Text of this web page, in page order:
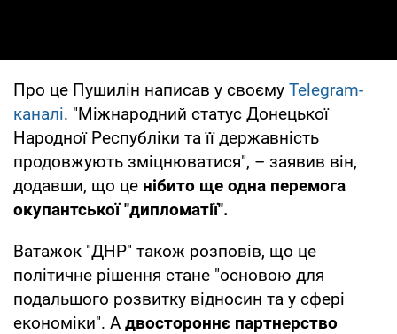
Про це Пушилін написав у своєму Telegram-
каналі. "Міжнародний статус Донецької
Народної Республіки та її державність
продовжують зміцнюватися", – заявив він,
додавши, що це нібито ще одна перемога
окупантської "дипломатії".
Ватажок "ДНР" також розповів, що це
політичне рішення стане "основою для
подальшого розвитку відносин та у сфері
економіки". А двостороннє партнерство